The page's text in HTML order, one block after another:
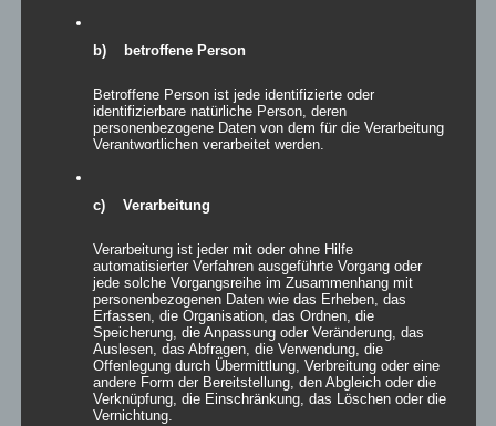
Inflatables WHITE TREE
b) betroffene Person
Betroffene Person ist jede identifizierte oder
identifizierbare natürliche Person, deren
personenbezogene Daten von dem für die Verarbeitung
Verantwortlichen verarbeitet werden.
c) Verarbeitung
Verarbeitung ist jeder mit oder ohne Hilfe
automatisierter Verfahren ausgeführte Vorgang oder
jede solche Vorgangsreihe im Zusammenhang mit
personenbezogenen Daten wie das Erheben, das
Erfassen, die Organisation, das Ordnen, die
Speicherung, die Anpassung oder Veränderung, das
Auslesen, das Abfragen, die Verwendung, die
Offenlegung durch Übermittlung, Verbreitung oder eine
andere Form der Bereitstellung, den Abgleich oder die
Verknüpfung, die Einschränkung, das Löschen oder die
Vernichtung.